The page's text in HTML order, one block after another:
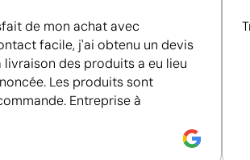
Position:côté 1 supérieur
de performance ESG.
de mon achat avec
facile, j'ai obtenu un devis
des produits a eu lieu
Les produits sont
Entreprise à